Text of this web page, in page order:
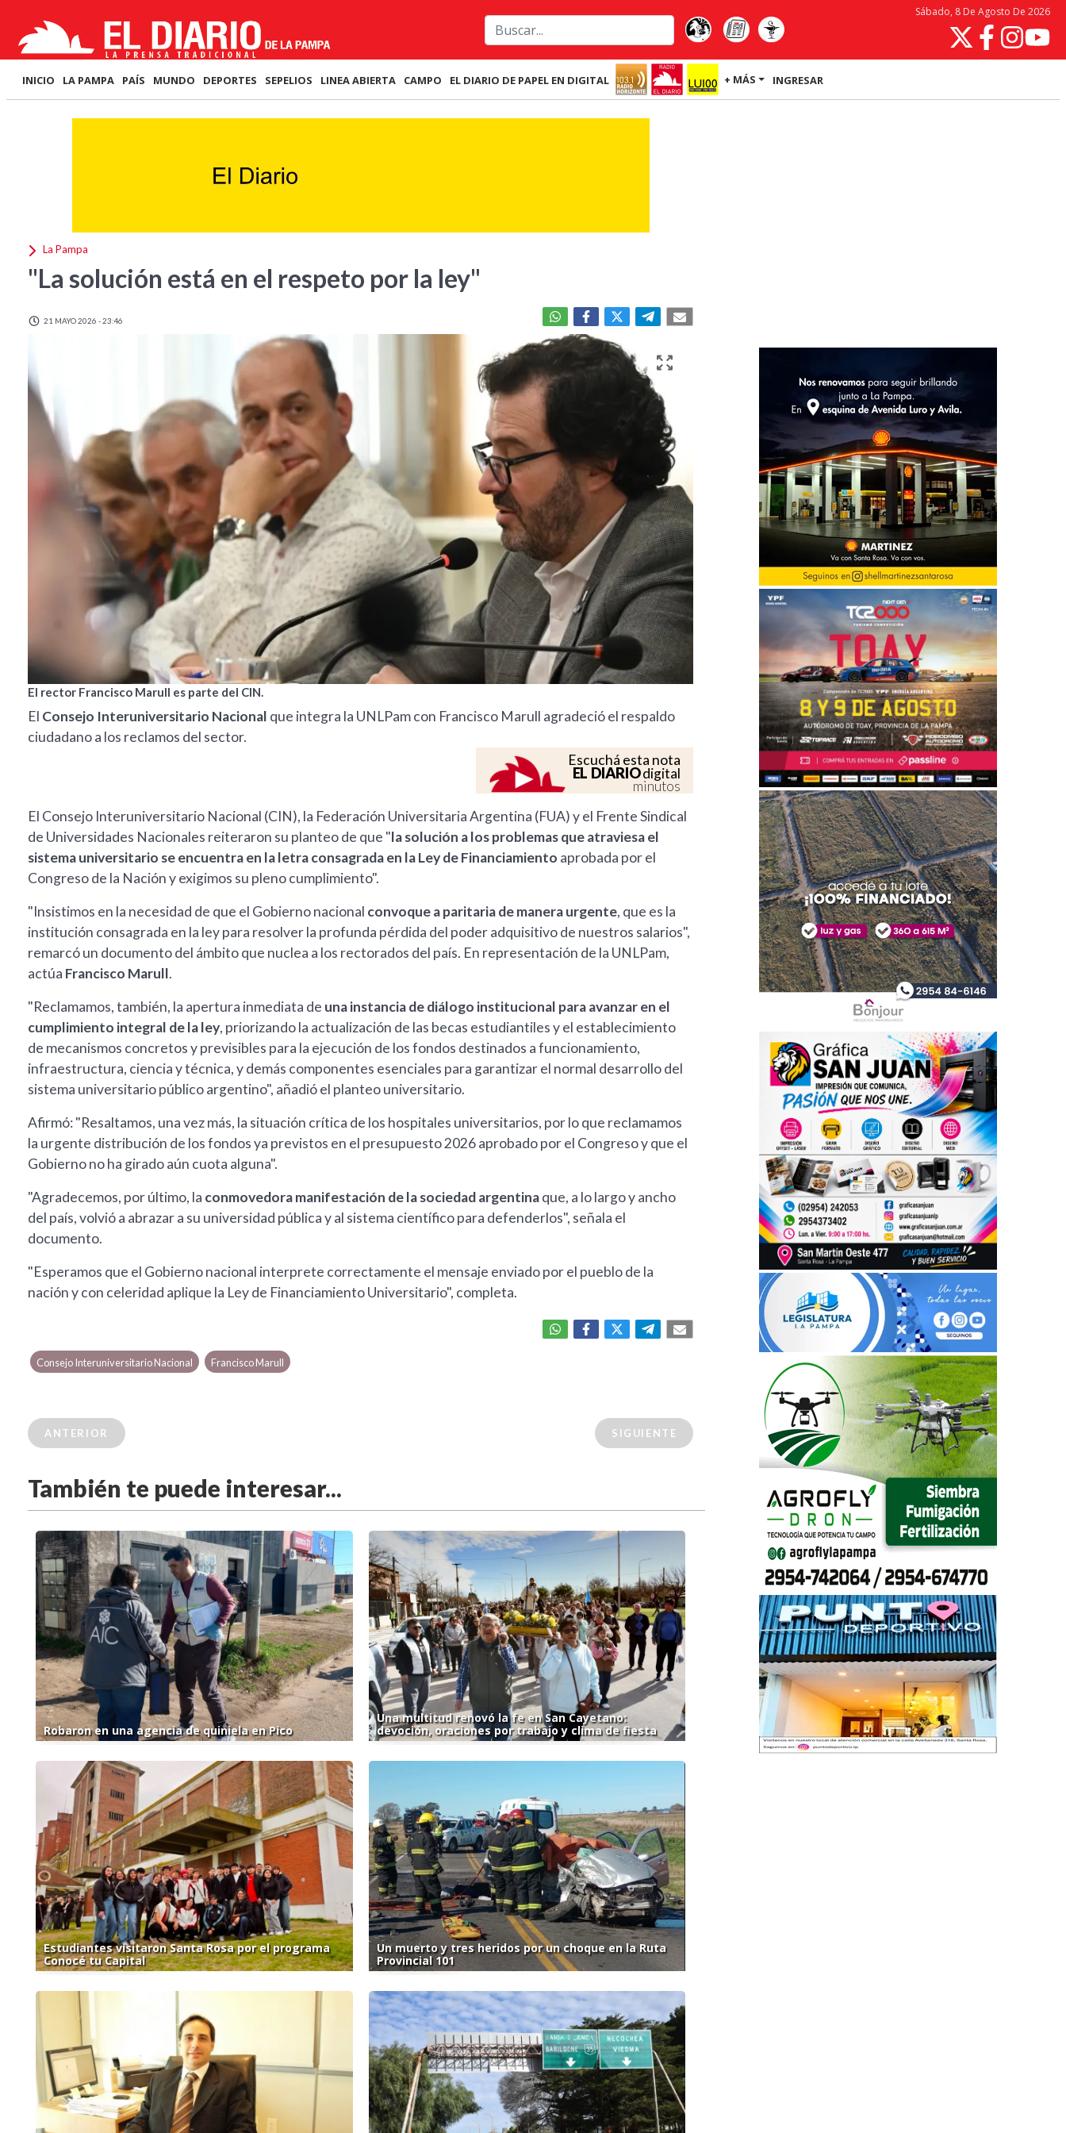
Sábado, 8 De Agosto De 2026
INICIO LA PAMPA PAÍS MUNDO DEPORTES SEPELIOS LINEA ABIERTA CAMPO EL DIARIO DE PAPEL EN DIGITAL + MÁS INGRESAR
La Pampa
"La solución está en el respeto por la ley"
21 MAYO 2026 - 23:46
El rector Francisco Marull es parte del CIN.
El Consejo Interuniversitario Nacional que integra la UNLPam con Francisco Marull agradeció el respaldo
ciudadano a los reclamos del sector.
Escuchá esta nota
EL DIARIOdigital
minutos
El Consejo Interuniversitario Nacional (CIN), la Federación Universitaria Argentina (FUA) y el Frente Sindical
de Universidades Nacionales reiteraron su planteo de que "la solución a los problemas que atraviesa el
sistema universitario se encuentra en la letra consagrada en la Ley de Financiamiento aprobada por el
Congreso de la Nación y exigimos su pleno cumplimiento".
"Insistimos en la necesidad de que el Gobierno nacional convoque a paritaria de manera urgente, que es la
institución consagrada en la ley para resolver la profunda pérdida del poder adquisitivo de nuestros salarios",
remarcó un documento del ámbito que nuclea a los rectorados del país. En representación de la UNLPam,
actúa Francisco Marull.
"Reclamamos, también, la apertura inmediata de una instancia de diálogo institucional para avanzar en el
cumplimiento integral de la ley, priorizando la actualización de las becas estudiantiles y el establecimiento
de mecanismos concretos y previsibles para la ejecución de los fondos destinados a funcionamiento,
infraestructura, ciencia y técnica, y demás componentes esenciales para garantizar el normal desarrollo del
sistema universitario público argentino", añadió el planteo universitario.
Afirmó: "Resaltamos, una vez más, la situación crítica de los hospitales universitarios, por lo que reclamamos
la urgente distribución de los fondos ya previstos en el presupuesto 2026 aprobado por el Congreso y que el
Gobierno no ha girado aún cuota alguna".
"Agradecemos, por último, la conmovedora manifestación de la sociedad argentinaque, a lo largo y ancho
del país, volvió a abrazar a su universidad pública y al sistema científico para defenderlos", señala el
documento.
"Esperamos que el Gobierno nacional interprete correctamente el mensaje enviado por el pueblo de la
nación y con celeridad aplique la Ley de Financiamiento Universitario", completa.
Consejo Interuniversitario Nacional Francisco Marull
ANTERIOR SIGUIENTE
También te puede interesar...
Robaron en una agencia de quiniela en Pico
Una multitud renovó la fe en San Cayetano:
devoción, oraciones por trabajo y clima de fiesta
Estudiantes visitaron Santa Rosa por el programa
Conocé tu Capital
Un muerto y tres heridos por un choque en la Ruta
Provincial 101